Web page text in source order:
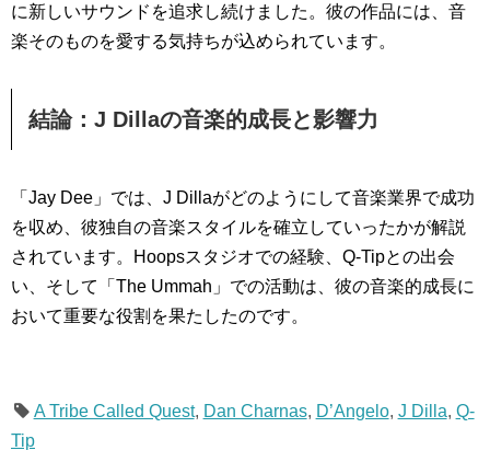
に新しいサウンドを追求し続けました。彼の作品には、音
楽そのものを愛する気持ちが込められています。
結論：J Dillaの音楽的成長と影響力
「Jay Dee」では、J Dillaがどのようにして音楽業界で成功
を収め、彼独自の音楽スタイルを確立していったかが解説
されています。Hoopsスタジオでの経験、Q-Tipとの出会
い、そして「The Ummah」での活動は、彼の音楽的成長に
おいて重要な役割を果たしたのです。
A Tribe Called Quest, Dan Charnas, D’Angelo, J Dilla, Q-
Tip